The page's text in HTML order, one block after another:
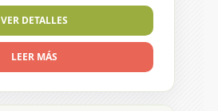
VER DETALLES
LEER MÁS